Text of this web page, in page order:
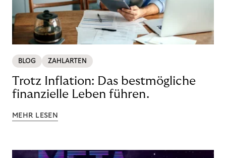
BLOG ZAHLARTEN
Trotz Inflation: Das bestmögliche
finanzielle Leben führen.
MEHR LESEN